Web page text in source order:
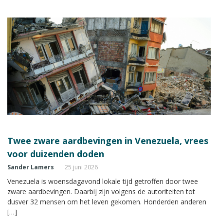
Twee zware aardbevingen in Venezuela, vrees
voor duizenden doden
Sander Lamers 25 juni 2026
Venezuela is woensdagavond lokale tijd getroffen door twee
zware aardbevingen. Daarbij zijn volgens de autoriteiten tot
dusver 32 mensen om het leven gekomen. Honderden anderen
[…]